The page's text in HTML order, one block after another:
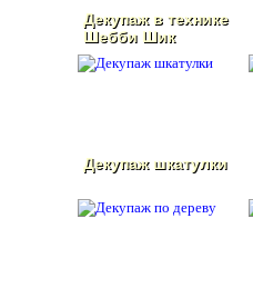
Декупаж в технике
Шебби Шик
Декупаж шкатулки